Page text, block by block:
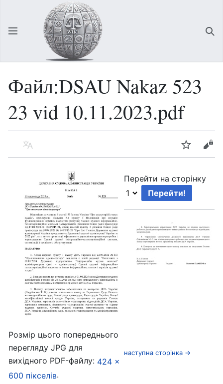
Відкрити головне меню
Файл:DSAU Nakaz 523
23 vid 10.11.2023.pdf
Мова Спостерігати Редагувати
Розмір цього попереднього
перегляду JPG для
вихідного PDF-файлу: 424 ×
600 пікселів.
Перейти на сторінку
наступна сторінка →